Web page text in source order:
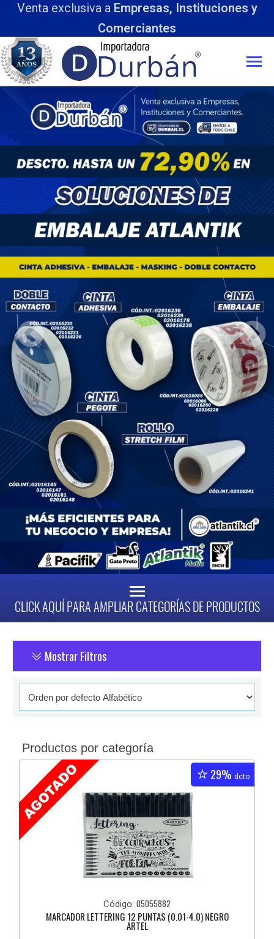
Venta exclusiva a Empresas, Instituciones y
Comerciantes
CLICK AQUÍ PARA AMPLIAR CATEGORÍAS DE PRODUCTOS
Mostrar Filtros
Productos por categoría
29% dcto
Código: 05055882
MARCADOR LETTERING 12 PUNTAS (0.01-4.0) NEGRO
ARTEL